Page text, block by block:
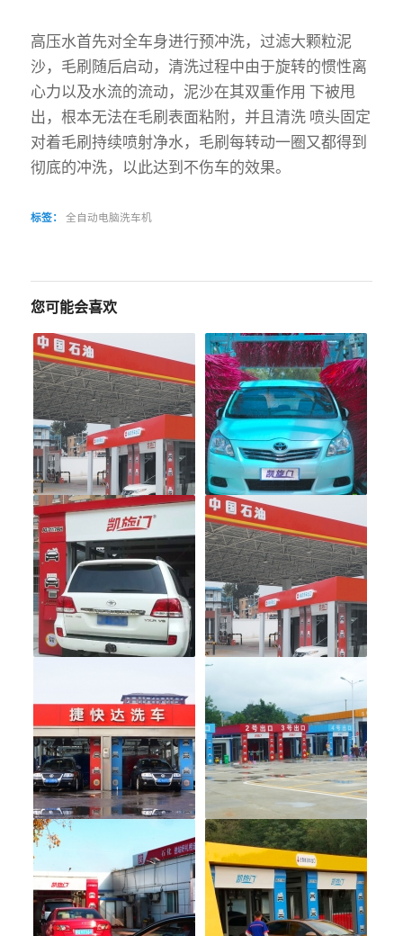
高压水首先对全车身进行预冲洗，过滤大颗粒泥
沙，毛刷随后启动，清洗过程中由于旋转的惯性离
心力以及水流的流动，泥沙在其双重作用 下被甩
出，根本无法在毛刷表面粘附，并且清洗 喷头固定
对着毛刷持续喷射净水，毛刷每转动一圈又都得到
彻底的冲洗，以此达到不伤车的效果。
标签： 全自动电脑洗车机
您可能会喜欢